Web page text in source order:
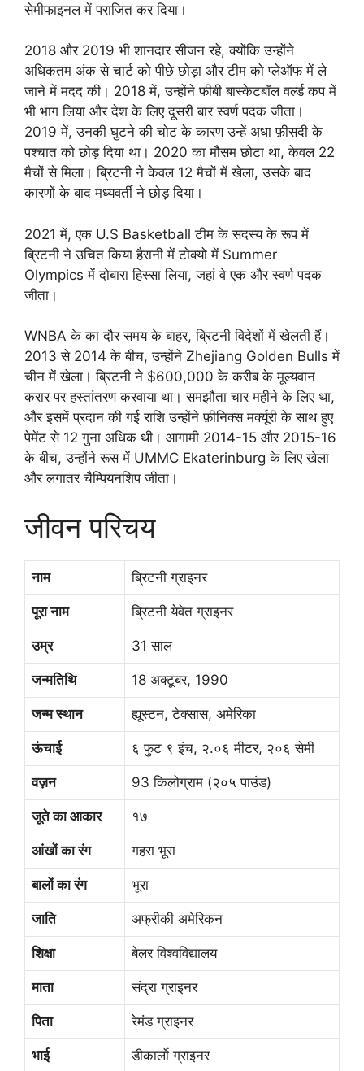
सेमीफाइनल में पराजित कर दिया।
2018 और 2019 भी शानदार सीजन रहे, क्योंकि उन्होंने
अधिकतम अंक से चार्ट को पीछे छोड़ा और टीम को प्लेऑफ में ले
जाने में मदद की। 2018 में, उन्होंने फीबी बास्केटबॉल वर्ल्ड कप में
भी भाग लिया और देश के लिए दूसरी बार स्वर्ण पदक जीता।
2019 में, उनकी घुटने की चोट के कारण उन्हें अधा फ़ीसदी के
पश्चात को छोड़ दिया था। 2020 का मौसम छोटा था, केवल 22
मैचों से मिला। ब्रिटनी ने केवल 12 मैचों में खेला, उसके बाद
कारणों के बाद मध्यवर्ती ने छोड़ दिया।
2021 में, एक U.S Basketball टीम के सदस्य के रूप में
ब्रिटनी ने उचित किया हैरानी में टोक्यो में Summer
Olympics में दोबारा हिस्सा लिया, जहां वे एक और स्वर्ण पदक
जीता।
WNBA के का दौर समय के बाहर, ब्रिटनी विदेशों में खेलती हैं।
2013 से 2014 के बीच, उन्होंने Zhejiang Golden Bulls में
चीन में खेला। ब्रिटनी ने $600,000 के करीब के मूल्यवान
करार पर हस्तांतरण करवाया था। ​​समझौता चार महीने के लिए था,
और इसमें प्रदान की गई राशि उन्होंने फ़ीनिक्स मर्क्यूरी के साथ हुए
पेमेंट से 12 गुना अधिक थी। आगामी 2014-15 और 2015-16
के बीच, उन्होंने रूस में UMMC Ekaterinburg के लिए खेला
और लगातर चैम्पियनशिप जीता।
जीवन परिचय
नाम ब्रिटनी ग्राइनर
पूरा नाम ब्रिटनी येवेत ग्राइनर
उम्र 31 साल
जन्मतिथि 18 अक्टूबर, 1990
जन्म स्थान ह्यूस्टन, टेक्सास, अमेरिका
ऊंचाई ६ फुट ९ इंच, २.०६ मीटर, २०६ सेमी
वज़न 93 किलोग्राम (२०५ पाउंड)
जूते का आकार १७
आंखों का रंग गहरा भूरा
बालों का रंग भूरा
जाति अफ्रीकी अमेरिकन
शिक्षा बेलर विश्वविद्यालय
माता संद्रा ग्राइनर
पिता रेमंड ग्राइनर
भाई डीकार्लो ग्राइनर